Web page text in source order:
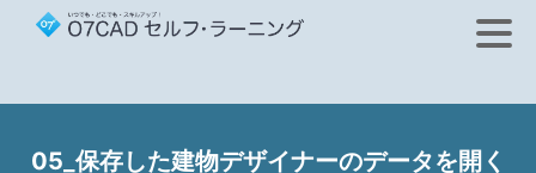
05_保存した建物デザイナーのデータを開く